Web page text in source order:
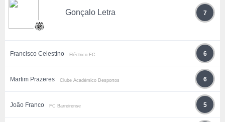
Gonçalo Letra 7
Francisco Celestino Eléctrico FC 6
Martim Prazeres Clube Académico Desportos 6
João Franco FC Barreirense 5